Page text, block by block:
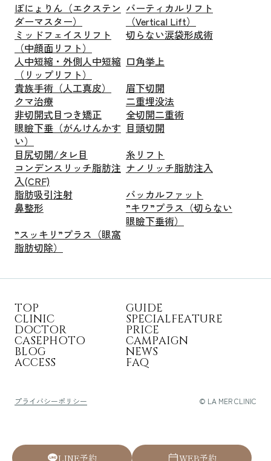
LINE予約 WEB予約
ぽにょりん（エクステン
ダーマスター）
バーティカルリフト
（Vertical Lift）
ミッドフェイスリフト
（中顔面リフト）
切らない涙袋形成術
人中短縮・外側人中短縮
（リップリフト）
口角挙上
貴族手術（人工真皮）
眉下切開
クマ治療
二重埋没法
非切開式目つき矯正
全切開二重術
眼瞼下垂（がんけんかす
い）
目頭切開
目尻切開/タレ目
糸リフト
コンデンスリッチ脂肪注
入(CRF)
ナノリッチ脂肪注入
脂肪吸引注射
バッカルファット
鼻整形
”キワ”プラス（切らない
眼瞼下垂術）
”スッキリ”プラス（眼窩
脂肪切除）
TOP GUIDE
CLINIC SPECIALFEATURE
DOCTOR PRICE
CASEPHOTO CAMPAIGN
BLOG NEWS
ACCESS FAQ
プライバシーポリシー © LA MER CLINIC